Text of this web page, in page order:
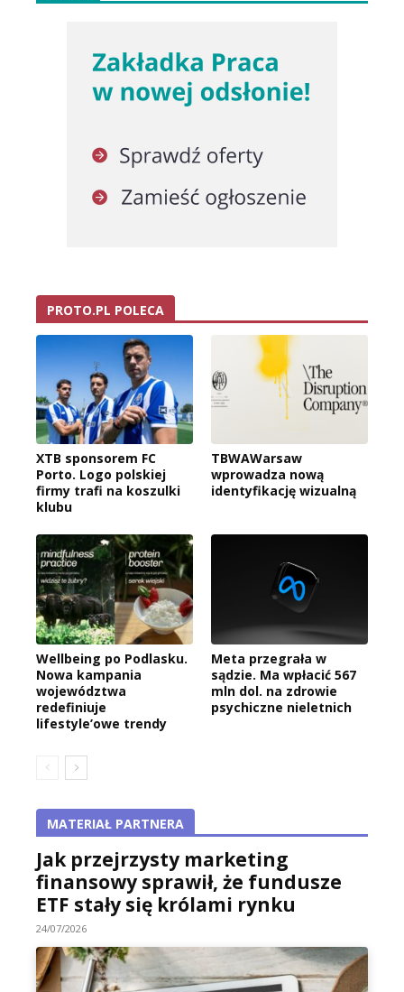
PROTO.PL POLECA
XTB sponsorem FC
Porto. Logo polskiej
firmy trafi na koszulki
klubu
TBWAWarsaw
wprowadza nową
identyfikację wizualną
Wellbeing po Podlasku.
Nowa kampania
województwa
redefiniuje
lifestyle’owe trendy
Meta przegrała w
sądzie. Ma wpłacić 567
mln dol. na zdrowie
psychiczne nieletnich
MATERIAŁ PARTNERA
Jak przejrzysty marketing
finansowy sprawił, że fundusze
ETF stały się królami rynku
24/07/2026